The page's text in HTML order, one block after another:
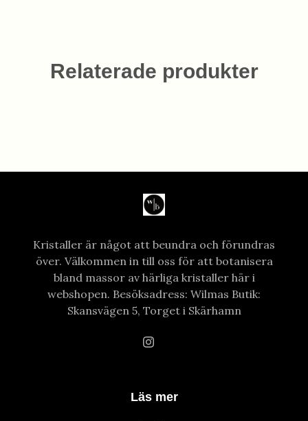
Relaterade produkter
Kristaller är något att beundra och förundras
över. Välkommen in till oss för att botanisera
bland massor av härliga kristaller här i
webshopen. Besöksadress: Wilmas Butik:
Skansvägen 5, Torget i Skärhamn
Läs mer